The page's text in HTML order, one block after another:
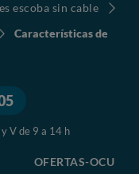
escoba sin cable
Características de
V de 9 a 14 h
OFERTAS-OCU